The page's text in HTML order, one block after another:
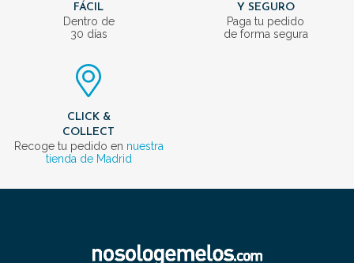
FÁCIL
Dentro de
30 días
Y SEGURO
Paga tu pedido
de forma segura
CLICK &
COLLECT
Recoge tu pedido en nuestra
tienda de Madrid